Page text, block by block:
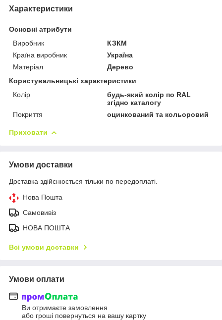
Характеристики
Основні атрибути
Виробник
КЗКМ
Країна виробник
Україна
Матеріал
Дерево
Користувальницькі характеристики
Колір
будь-який колір по RAL
згідно каталогу
Покриття
оцинкований та кольоровий
Приховати
Умови доставки
Доставка здійснюється тільки по передоплаті.
Нова Пошта
Самовивіз
НОВА ПОШТА
Всі умови доставки
Умови оплати
Ви отримаєте замовлення
або гроші повернуться на вашу картку